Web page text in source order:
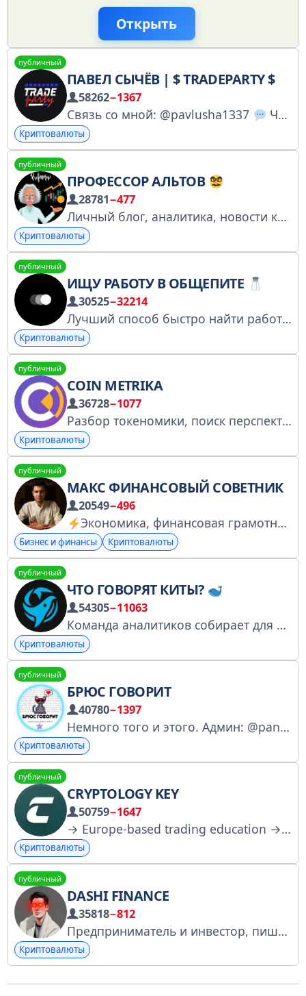
Открыть
публичный
ПАВЕЛ СЫЧЁВ | $ TRADEPARTY $
58262−1367
Связь со мной: @pavlusha1337 Чат: https://t.me/+y14T21UtvmNlYWVi
Криптовалюты
публичный
ПРОФЕССОР АЛЬТОВ
28781−477
Личный блог, аналитика, новости криптомира
Криптовалюты
публичный
ИЩУ РАБОТУ В ОБЩЕПИТЕ
30525−32214
Лучший способ быстро найти работу!
Криптовалюты
публичный
COIN METRIKA
36728−1077
Разбор токеномики, поиск перспективных монет, ретродропы
Криптовалюты
публичный
МАКС ФИНАНСОВЫЙ СОВЕТНИК
20549−496
Экономика, финансовая грамотность, инвестиции и заработок в крипте YouTube: https://www.youtube.com/@Motruk Instagram: https://www.instagram.com/maxmotruk По всем вопросам @motruk
Бизнес и финансы Криптовалюты
публичный
ЧТО ГОВОРЯТ КИТЫ?
54305−11063
Команда аналитиков собирает для вас информацию о мнениях и сделках китов крипторынка. Ютуб: https://youtube.com/@whale_talks По рекламе: @demaxcrypto По важным вопросам: @adsgenius Ссылка для вступления - https://t.me/+Z7rvKQRvpmFhM2Fi
Криптовалюты
публичный
БРЮС ГОВОРИТ
40780−1397
Немного того и этого. Админ: @pancakeboy Реклама: @bruce_in_ads
Криптовалюты
публичный
CRYPTOLOGY KEY
50759−1647
→ Europe-based trading education → From zero to full-time trader → 1000+ success stories Links: https://cryptology.education/taplink Education: @cryptology_edu
Криптовалюты
публичный
DASHI FINANCE
35818−812
Предприниматель и инвестор, пишу про web3 и AI. Ищу трендовые торговые идеи . Контакт @eshievdashi Контент на канале не является фин. рекомендацией. Отказ от ответственности: t.me/dashi_finance/1010
Криптовалюты